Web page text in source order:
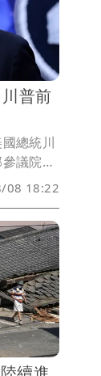
普前
總統川
議院確
法部政
在乎。
08 18:22